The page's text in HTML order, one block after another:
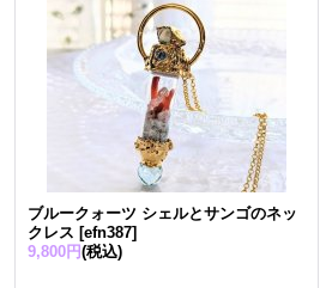
ブルークォーツ シェルとサンゴのネッ
クレス [efn387]
9,800円(税込)